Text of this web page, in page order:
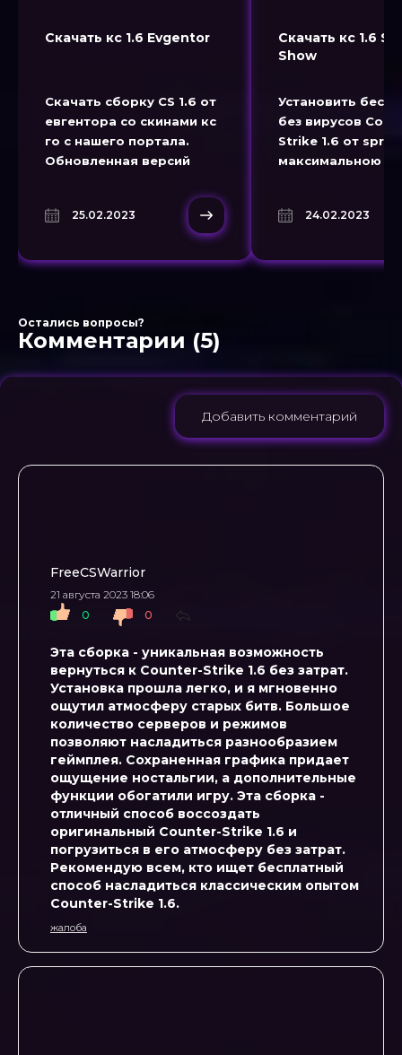
Скачать кс 1.6 Evgentor
Скачать сборку CS 1.6 от
евгентора со скинами кс
го с нашего портала.
Обновленная версий
Evgentor.
25.02.2023
Скачать кс 1.6
Show
Установить
без вирусов
Strike 1.6 от
максимальною
новую версию кс
ГО. Уникальная
24.02.2023
Остались вопросы?
Комментарии (5)
Добавить комментарий
FreeCSWarrior
21 августа 2023 18:06
0
0
Эта сборка - уникальная возможность
вернуться к Counter-Strike 1.6 без затрат.
Установка прошла легко, и я мгновенно
ощутил атмосферу старых битв. Большое
количество серверов и режимов
позволяют насладиться разнообразием
геймплея. Сохраненная графика придает
ощущение ностальгии, а дополнительные
функции обогатили игру. Эта сборка -
отличный способ воссоздать
оригинальный Counter-Strike 1.6 и
погрузиться в его атмосферу без затрат.
Рекомендую всем, кто ищет бесплатный
способ насладиться классическим опытом
Counter-Strike 1.6.
жалоба